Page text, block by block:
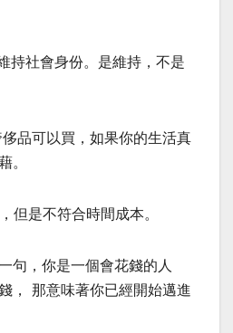
持社會身份。是維持，不是
品可以買，如果你的生活真
。
但是不符合時間成本。
句，你是一個會花錢的人
， 那意味著你已經開始邁進